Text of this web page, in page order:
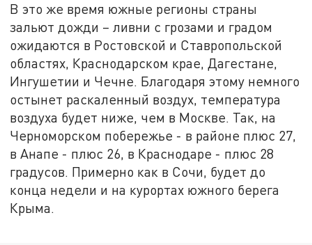
В это же время южные регионы страны
зальют дожди – ливни с грозами и градом
ожидаются в Ростовской и Ставропольской
областях, Краснодарском крае, Дагестане,
Ингушетии и Чечне. Благодаря этому немного
остынет раскаленный воздух, температура
воздуха будет ниже, чем в Москве. Так, на
Черноморском побережье - в районе плюс 27,
в Анапе - плюс 26, в Краснодаре - плюс 28
градусов. Примерно как в Сочи, будет до
конца недели и на курортах южного берега
Крыма.